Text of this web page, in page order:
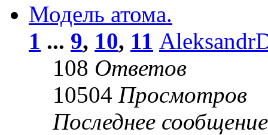
Модель атома.
1 ... 9, 10, 11
108 Ответов
10504 Просмотров
Последнее